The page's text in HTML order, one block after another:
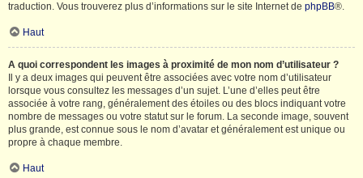
traduction. Vous trouverez plus d’informations sur le site Internet de phpBB®.
Haut
A quoi correspondent les images à proximité de mon nom d’utilisateur ?
Il y a deux images qui peuvent être associées avec votre nom d’utilisateur
lorsque vous consultez les messages d’un sujet. L’une d’elles peut être
associée à votre rang, généralement des étoiles ou des blocs indiquant votre
nombre de messages ou votre statut sur le forum. La seconde image, souvent
plus grande, est connue sous le nom d’avatar et généralement est unique ou
propre à chaque membre.
Haut